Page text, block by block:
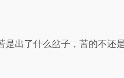
是出了什么岔子，苦的不还